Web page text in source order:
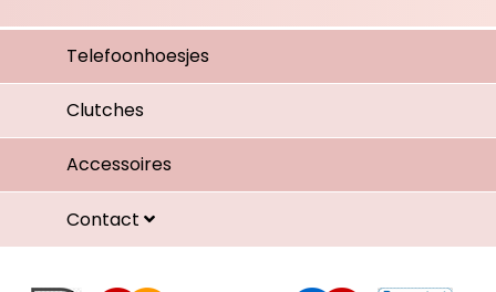
Telefoonhoesjes
Clutches
Accessoires
Contact